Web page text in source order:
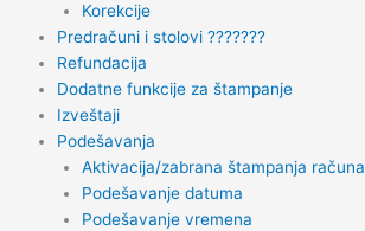
Korekcije
Predračuni i stolovi ???????
Refundacija
Dodatne funkcije za štampanje
Izveštaji
Podešavanja
Aktivacija/zabrana štampanja računa
Podešavanje datuma
Podešavanje vremena